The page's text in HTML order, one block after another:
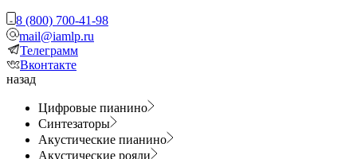
8 (800) 700-41-98
mail@iamlp.ru
Телеграмм
Вконтакте
назад
Цифровые пианино
Синтезаторы
Акустические пианино
Акустические рояли